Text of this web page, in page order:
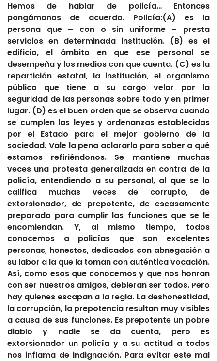
Hemos de hablar de policía… Entonces
pongámonos de acuerdo. Policía:(A) es la
persona que – con o sin uniforme – presta
servicios en determinada institución. (B) es el
edificio, el ámbito en que ese personal se
desempeña y los medios con que cuenta. (C) es la
repartición estatal, la institución, el organismo
público que tiene a su cargo velar por la
seguridad de las personas sobre todo y en primer
lugar. (D) es el buen orden que se observa cuando
se cumplen las leyes y ordenanzas establecidas
por el Estado para el mejor gobierno de la
sociedad. Vale la pena aclararlo para saber a qué
estamos refiriéndonos. Se mantiene muchas
veces una protesta generalizada en contra de la
policía, entendiendo a su personal, al que se lo
califica muchas veces de corrupto, de
extorsionador, de prepotente, de escasamente
preparado para cumplir las funciones que se le
encomiendan. Y, al mismo tiempo, todos
conocemos a policías que son excelentes
personas, honestos, dedicados con abnegación a
su labor a la que la toman con auténtica vocación.
Así, como esos que conocemos y que nos honran
con ser nuestros amigos, debieran ser todos. Pero
hay quienes escapan a la regla. La deshonestidad,
la corrupción, la prepotencia resultan muy visibles
a causa de sus funciones. Es prepotente un pobre
diablo y nadie se da cuenta, pero es
extorsionador un policía y a su actitud a todos
nos inflama de indignación. Para evitar este mal